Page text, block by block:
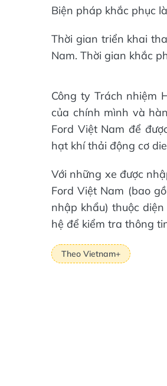
Biện pháp khắc phục
Thời gian triển khai
Nam. Thời gian khắc
Công ty Trách nhiệm
của chính mình và
Ford Việt Nam để
hạt khí thải động cơ
Với những xe được
Ford Việt Nam (bao
nhập khẩu) thuộc
hệ để kiểm tra thông
Theo Vietnam+